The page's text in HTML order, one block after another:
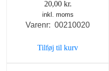
20,00 kr.
inkl. moms
Varenr: 00210020
Tilføj til kurv